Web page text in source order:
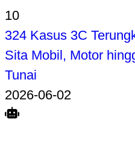
10
324 Kasus 3C
Sita Mobil, Motor
Tunai
2026-06-02